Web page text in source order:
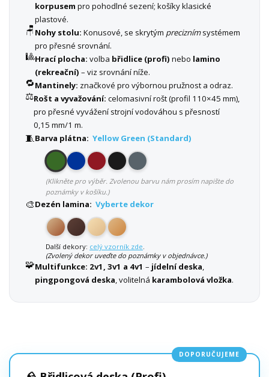
korpusem pro pohodlné sezení; košíky klasické
plastové.
🪑 Nohy stolu: Konusové, se skrytým preciznímsystémem
pro přesné srovnání.
🎱Hrací plocha: volba břidlice (profi) nebo lamino
(rekreační) – viz srovnání níže.
🔁Mantinely: značkové pro výbornou pružnost a odraz.
⚖️Rošt a vyvažování: celomasivní rošt (profil 110×45 mm),
pro přesné vyvážení strojní vodováhou s přesností
0,15 mm/1 m.
🧵Barva plátna: Yellow Green (Standard)
(Klikněte pro výběr. Zvolenou barvu nám prosím napište do
poznámky v košíku.)
🎨Dezén lamina: Vyberte dekor
Další dekory: celý vzorník zde.
(Zvolený dekor uveďte do poznámky v objednávce.)
🧩Multifunkce: 2v1, 3v1 a 4v1 – jídelní deska,
pingpongová deska, volitelná karambolová vložka.
DOPORUČUJEME